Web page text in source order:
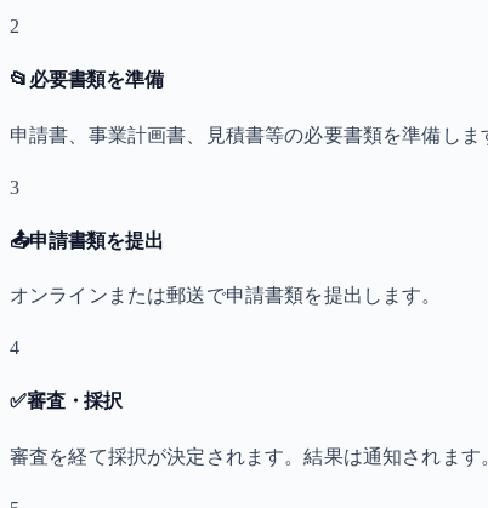
2
📂 必要書類を準備
申請書、事業計画書、見積書等の必要書類を準備しま
3
📤申請書類を提出
オンラインまたは郵送で申請書類を提出します。
4
✅審査・採択
審査を経て採択が決定されます。結果は通知されます